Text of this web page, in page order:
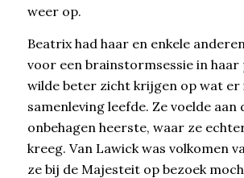
weer op.
Beatrix had haar en enkele
voor een brainstormsessie in haar
wilde beter zicht krijgen op wat er
samenleving leefde. Ze voelde aan
onbehagen heerste, waar ze
kreeg. Van Lawick was volkomen
ze bij de Majesteit op bezoek